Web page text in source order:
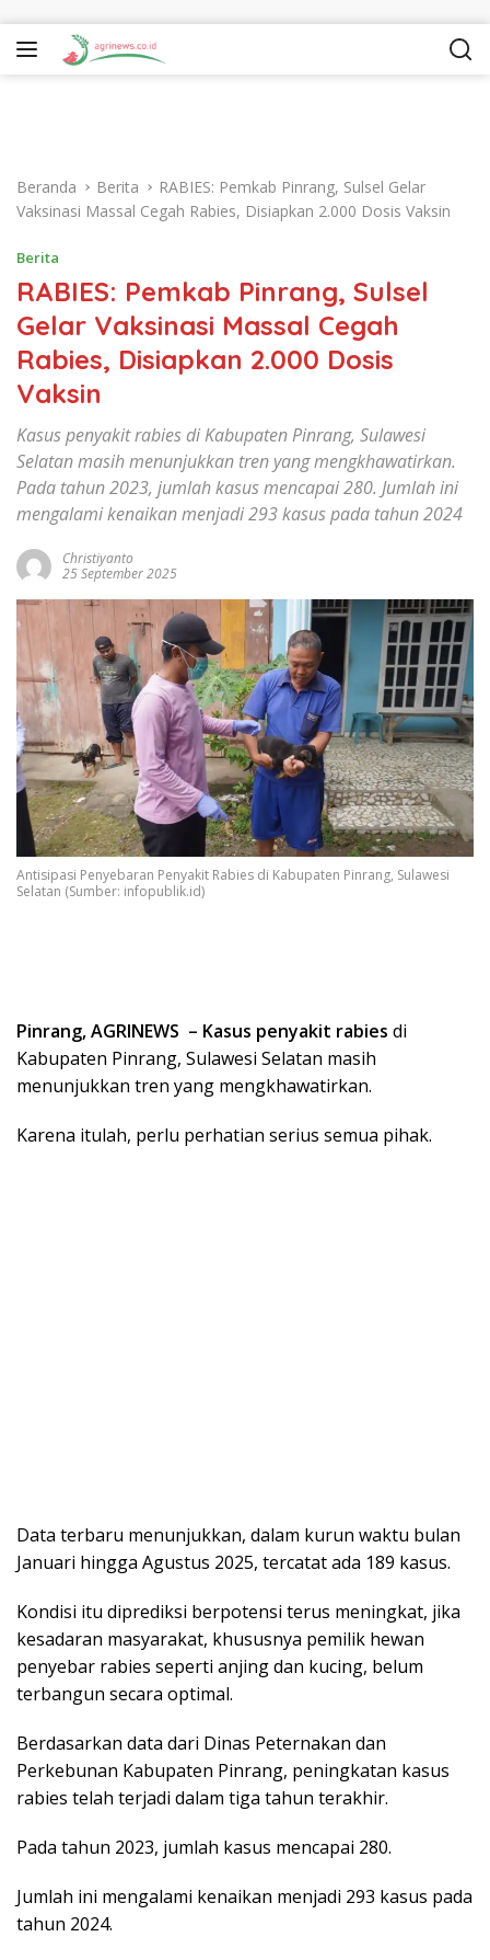
Beranda Berita
RABIES: Pemkab Pinrang, Sulsel Gelar
Vaksinasi Massal Cegah Rabies, Disiapkan 2.000 Dosis Vaksin
Berita
RABIES: Pemkab Pinrang, Sulsel
Gelar Vaksinasi Massal Cegah
Rabies, Disiapkan 2.000 Dosis
Vaksin
Kasus penyakit rabies di Kabupaten Pinrang, Sulawesi
Selatan masih menunjukkan tren yang mengkhawatirkan.
Pada tahun 2023, jumlah kasus mencapai 280. Jumlah ini
mengalami kenaikan menjadi 293 kasus pada tahun 2024
Christiyanto
25 September 2025
Antisipasi Penyebaran Penyakit Rabies di Kabupaten Pinrang, Sulawesi
Selatan (Sumber: infopublik.id)
Pinrang, AGRINEWS – Kasus penyakit rabies di
Kabupaten Pinrang, Sulawesi Selatan masih
menunjukkan tren yang mengkhawatirkan.
Karena itulah, perlu perhatian serius semua pihak.
Data terbaru menunjukkan, dalam kurun waktu bulan
Januari hingga Agustus 2025, tercatat ada 189 kasus.
Kondisi itu diprediksi berpotensi terus meningkat, jika
kesadaran masyarakat, khususnya pemilik hewan
penyebar rabies seperti anjing dan kucing, belum
terbangun secara optimal.
Berdasarkan data dari Dinas Peternakan dan
Perkebunan Kabupaten Pinrang, peningkatan kasus
rabies telah terjadi dalam tiga tahun terakhir.
Pada tahun 2023, jumlah kasus mencapai 280.
Jumlah ini mengalami kenaikan menjadi 293 kasus pada
tahun 2024.